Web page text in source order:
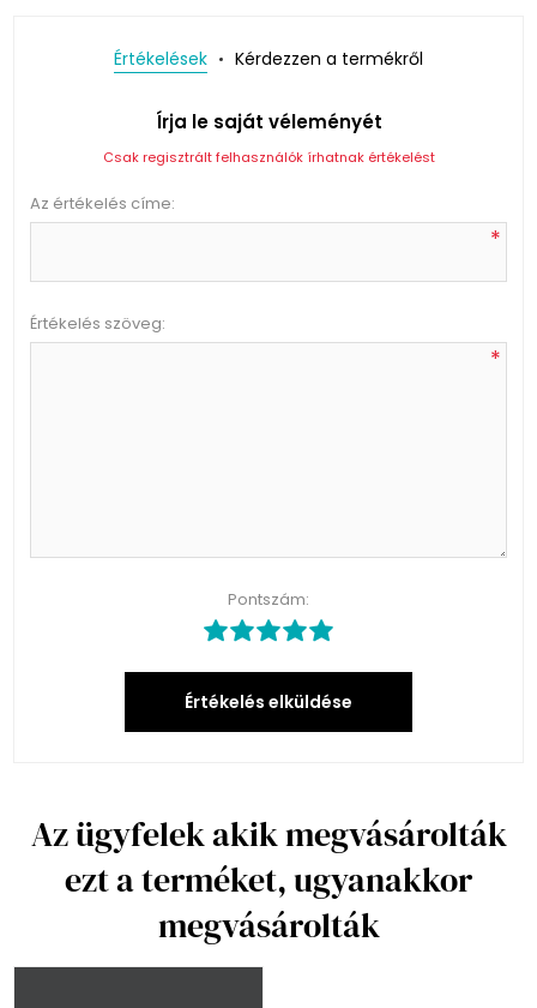
Értékelések Kérdezzen a termékről
Írja le saját véleményét
Csak regisztrált felhasználók írhatnak értékelést
Az értékelés címe:
*
Értékelés szöveg:
*
Pontszám:
Értékelés elküldése
Az ügyfelek akik megvásárolták
ezt a terméket, ugyanakkor
megvásárolták